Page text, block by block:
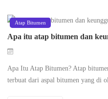
Atap Bitumen
Apa itu atap bitumen dan
Apa Itu Atap Bitumen? Atap
terbuat dari aspal bitumen yang di